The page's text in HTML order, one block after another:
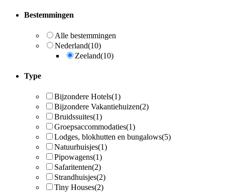
Bestemmingen
Alle bestemmingen
Nederland(10)
Zeeland(10)
Type
Bijzondere Hotels(1)
Bijzondere Vakantiehuizen(2)
Bruidssuites(1)
Groepsaccommodaties(1)
Lodges, blokhutten en bungalows(5)
Natuurhuisjes(1)
Pipowagens(1)
Safaritenten(2)
Strandhuisjes(2)
Tiny Houses(2)